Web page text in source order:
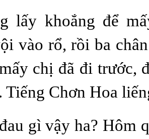
lấy khoắng để
vào rổ, rồi ba
chị đã đi trước,
Tiếng Chơn Hoa
gì vậy ha? Hôm